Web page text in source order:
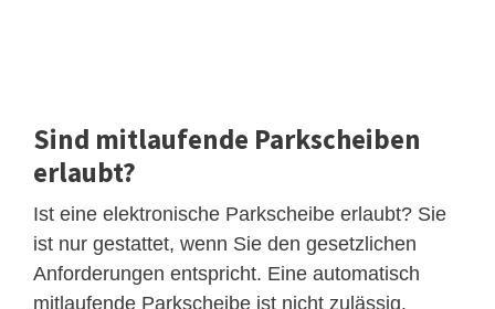
Sind mitlaufende Parkscheiben
erlaubt?
Ist eine elektronische Parkscheibe erlaubt? Sie
ist nur gestattet, wenn Sie den gesetzlichen
Anforderungen entspricht. Eine automatisch
mitlaufende Parkscheibe ist nicht zulässig.